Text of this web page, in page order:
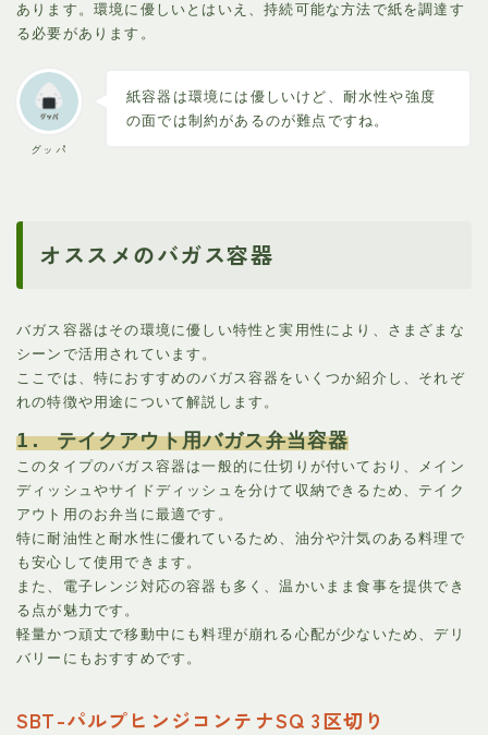
あります。環境に優しいとはいえ、持続可能な方法で紙を調達す
る必要があります。
グッパ
紙容器は環境には優しいけど、耐水性や強度
の面では制約があるのが難点ですね。
オススメのバガス容器
バガス容器はその環境に優しい特性と実用性により、さまざまな
シーンで活用されています。
ここでは、特におすすめのバガス容器をいくつか紹介し、それぞ
れの特徴や用途について解説します。
1. テイクアウト用バガス弁当容器
このタイプのバガス容器は一般的に仕切りが付いており、メイン
ディッシュやサイドディッシュを分けて収納できるため、テイク
アウト用のお弁当に最適です。
特に耐油性と耐水性に優れているため、油分や汁気のある料理で
も安心して使用できます。
また、電子レンジ対応の容器も多く、温かいまま食事を提供でき
る点が魅力です。
軽量かつ頑丈で移動中にも料理が崩れる心配が少ないため、デリ
バリーにもおすすめです。
SBT-パルプヒンジコンテナSQ 3区切り